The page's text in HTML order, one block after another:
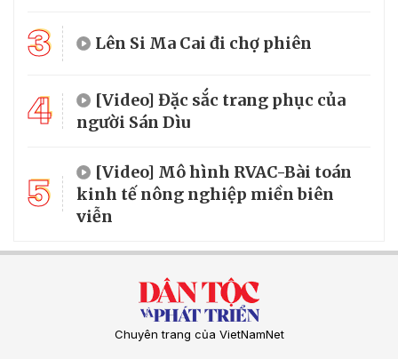
3 Lên Si Ma Cai đi chợ phiên
4
[Video] Đặc sắc trang phục của
người Sán Dìu
5
[Video] Mô hình RVAC-Bài toán
kinh tế nông nghiệp miền biên
viễn
Chuyên trang của VietNamNet